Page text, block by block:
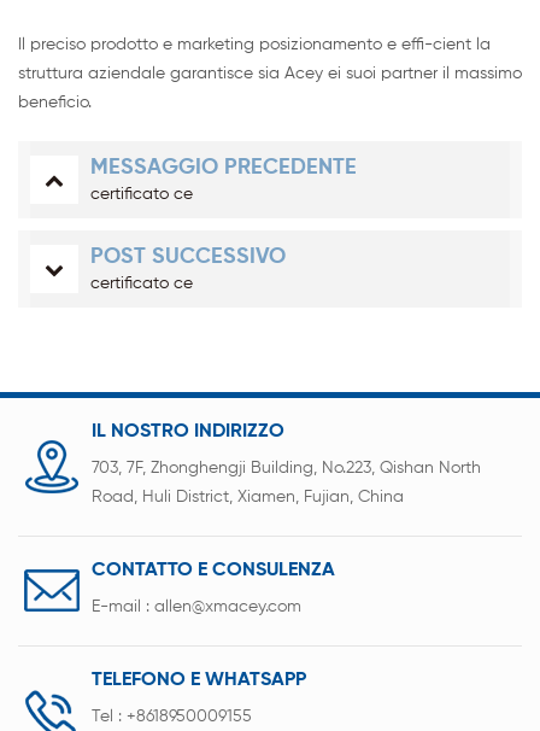
Il preciso prodotto e marketing posizionamento e effi-cient la
struttura aziendale garantisce sia Acey ei suoi partner il massimo
beneficio.
MESSAGGIO PRECEDENTE
certificato ce
POST SUCCESSIVO
certificato ce
IL NOSTRO INDIRIZZO
703, 7F, Zhonghengji Building, No.223, Qishan North
Road, Huli District, Xiamen, Fujian, China
CONTATTO E CONSULENZA
E-mail : allen@xmacey.com
TELEFONO E WHATSAPP
Tel : +8618950009155